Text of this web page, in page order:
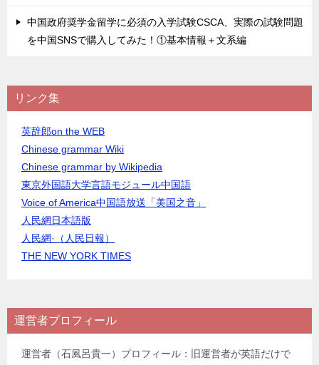
中国政府奨学金留学に必須の入学試験CSCA、実際の試験問題
を中国SNSで購入してみた！①基本情報＋文系編
リンク集
英辞郎on the WEB
Chinese grammar Wiki
Chinese grammar by Wikipedia
東京外国語大学言語モジュール中国語
Voice of America中国語放送「美国之音」
人民網日本語版
人民網·（人民日報）
THE NEW YORK TIMES
運営者プロフィール
運営者（石風呂貴一）プロフィール：旧運営者が英語だけで